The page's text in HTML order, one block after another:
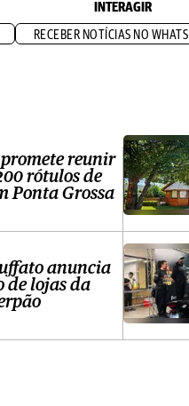
INTERAGIR
RECEBER NOTÍCIAS NO WHATS
reunir
rótulos de
Ponta Grossa
anuncia
de lojas da